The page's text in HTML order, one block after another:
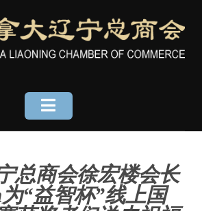
总商会徐宏楼会长
“益智杯”线上国